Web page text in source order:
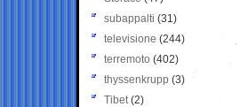
subappalti (31)
televisione(244)
terremoto (402)
thyssenkrupp (3)
Tibet(2)